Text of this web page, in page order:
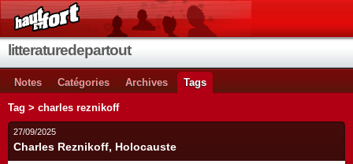
litteraturedepartout
Notes Catégories Archives Tags
Tag > charles reznikoff
27/09/2025
Charles Reznikoff, Holocauste